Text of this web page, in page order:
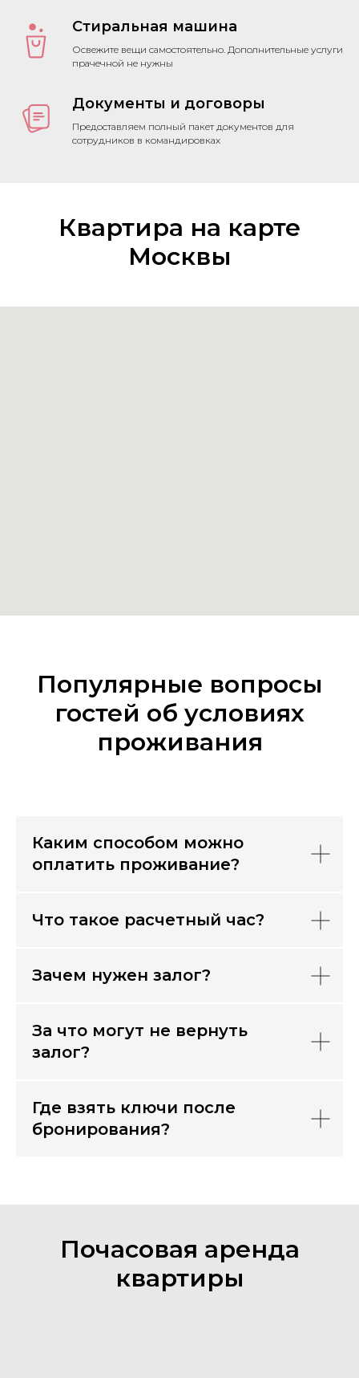
Стиральная машина
Освежите вещи самостоятельно. Дополнительные услуги
прачечной не нужны
Документы и договоры
Предоставляем полный пакет документов для
сотрудников в командировках
Квартира на карте
Москвы
Популярные вопросы
гостей об условиях
проживания
Каким способом можно
оплатить проживание?
Что такое расчетный час?
Зачем нужен залог?
За что могут не вернуть
залог?
Где взять ключи после
бронирования?
Почасовая аренда
квартиры